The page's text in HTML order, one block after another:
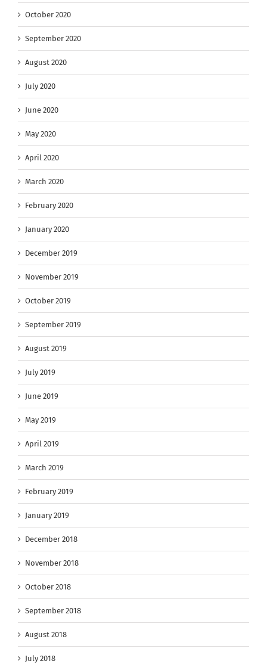
October 2020
September 2020
August 2020
July 2020
June 2020
May 2020
April 2020
March 2020
February 2020
January 2020
December 2019
November 2019
October 2019
September 2019
August 2019
July 2019
June 2019
May 2019
April 2019
March 2019
February 2019
January 2019
December 2018
November 2018
October 2018
September 2018
August 2018
July 2018